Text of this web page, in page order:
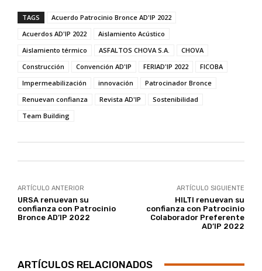
TAGS
Acuerdo Patrocinio Bronce AD'IP 2022
Acuerdos AD'IP 2022
Aislamiento Acústico
Aislamiento térmico
ASFALTOS CHOVA S.A.
CHOVA
Construcción
Convención AD'IP FERIAD'IP 2022
FICOBA
Impermeabilización
innovación
Patrocinador Bronce
Renuevan confianza
Revista AD'IP
Sostenibilidad
Team Building
ARTÍCULO ANTERIOR
URSA renuevan su
confianza con Patrocinio
Bronce AD’IP 2022
ARTÍCULO SIGUIENTE
HILTI renuevan su
confianza con Patrocinio
Colaborador Preferente
AD’IP 2022
ARTÍCULOS RELACIONADOS